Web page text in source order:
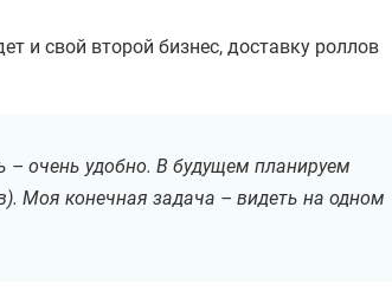
и свой второй бизнес, доставку роллов
– очень удобно. В будущем планируем
Моя конечная задача – видеть на одном
навести порядок
больше?